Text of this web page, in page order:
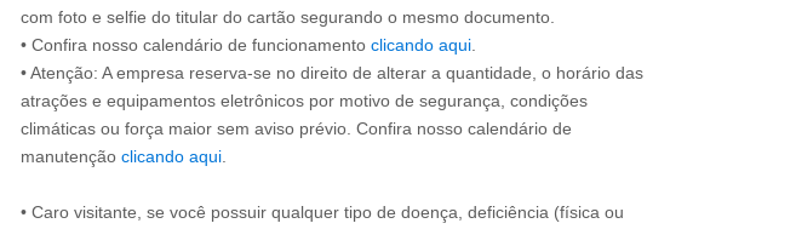
com foto e selfie do titular do cartão segurando o mesmo documento.
• Confira nosso calendário de funcionamento clicando aqui
• Atenção: A empresa reserva-se no direito de alterar a quantidade, o horário das
atrações e equipamentos eletrônicos por motivo de segurança, condições
climáticas ou força maior sem aviso prévio. Confira nosso calendário de
manutenção clicando aqui
• Caro visitante, se você possuir qualquer tipo de doença, deficiência (física ou